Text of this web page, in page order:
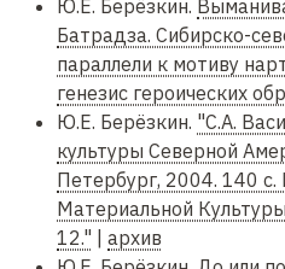
Ю.Е. Берёзкин.
Батрадза. Сибирско-
параллели к мотиву
генезис героических
Ю.Е. Берёзкин. "С.А.
культуры Северной
Петербург, 2004. 140
Материальной
12."
архив